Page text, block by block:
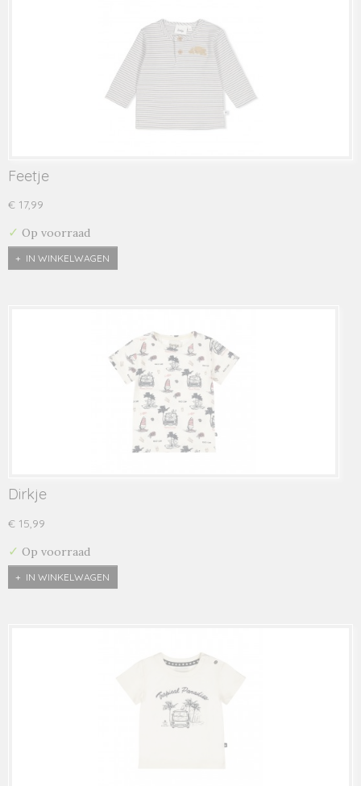
Feetje
€ 17,99
✓ Op voorraad
IN WINKELWAGEN
Dirkje
€ 15,99
✓ Op voorraad
IN WINKELWAGEN